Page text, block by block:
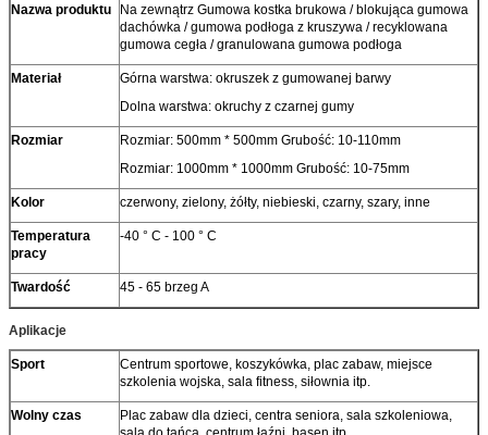
Nazwa produktu
Na zewnątrz Gumowa kostka brukowa / blokująca gumowa
dachówka / gumowa podłoga z kruszywa / recyklowana
gumowa cegła / granulowana gumowa podłoga
Materiał
Górna warstwa: okruszek z gumowanej barwy
Dolna warstwa: okruchy z czarnej gumy
Rozmiar
Rozmiar: 500mm * 500mm Grubość: 10-110mm
Rozmiar: 1000mm * 1000mm Grubość: 10-75mm
Kolor czerwony, zielony, żółty, niebieski, czarny, szary, inne
Temperatura
pracy
-40 ° C - 100 ° C
Twardość 45 - 65 brzeg A
Aplikacje
Sport
Centrum sportowe, koszykówka, plac zabaw, miejsce
szkolenia wojska, sala fitness, siłownia itp.
Wolny czas
Plac zabaw dla dzieci, centra seniora, sala szkoleniowa,